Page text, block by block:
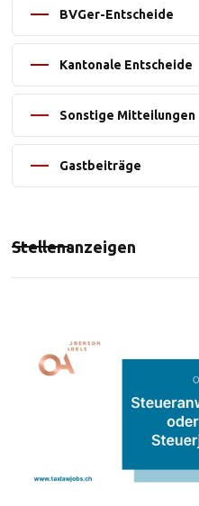
BVGer-Entscheide
Kantonale Entscheide
Sonstige Mitteilungen
Gastbeiträge
Stellenanzeigen